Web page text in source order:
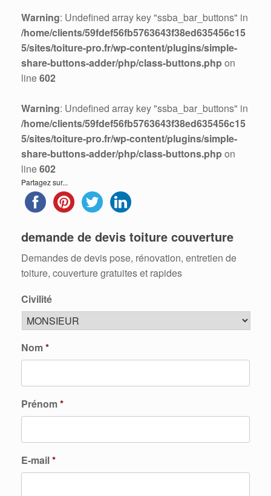
Warning: Undefined array key "ssba_bar_buttons" in
/home/clients/59fdef56fb5763643f38ed635456c15
5/sites/toiture-pro.fr/wp-content/plugins/simple-
share-buttons-adder/php/class-buttons.php on
line602
Warning: Undefined array key "ssba_bar_buttons" in
/home/clients/59fdef56fb5763643f38ed635456c15
5/sites/toiture-pro.fr/wp-content/plugins/simple-
share-buttons-adder/php/class-buttons.php on
line602
Partagez sur...
demande de devis toiture couverture
Demandes de devis pose, rénovation, entretien de
toiture, couverture gratuites et rapides
Civilité
Nom*
Prénom*
E-mail*